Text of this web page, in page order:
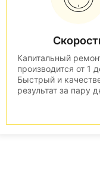
Капитальный
производится от 1
Быстрый и
результат за пару